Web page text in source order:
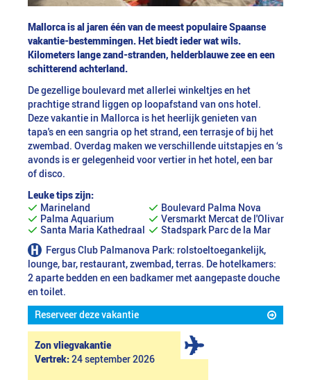
Mallorca is al jaren één van de meest populaire Spaanse
vakantie-bestemmingen. Het biedt ieder wat wils.
Kilometers lange zand-stranden, helderblauwe zee en een
schitterend achterland.
De gezellige boulevard met allerlei winkeltjes en het
prachtige strand liggen op loopafstand van ons hotel.
Deze vakantie in Mallorca is het heerlijk genieten van
tapa's en een sangria op het strand, een terrasje of bij het
zwembad. Overdag maken we verschillende uitstapjes en ‘s
avonds is er gelegenheid voor vertier in het hotel, een bar
of disco.
Leuke tips zijn:
Marineland
Boulevard Palma Nova
Palma Aquarium
Versmarkt Mercat de l'Olivar
Santa Maria Kathedraal
Stadspark Parc de la Mar
Fergus Club Palmanova Park: rolstoeltoegankelijk,
lounge, bar, restaurant, zwembad, terras. De hotelkamers:
2 aparte bedden en een badkamer met aangepaste douche
en toilet.
Reserveer deze vakantie
Zon vliegvakantie
Vertrek:24 september 2026